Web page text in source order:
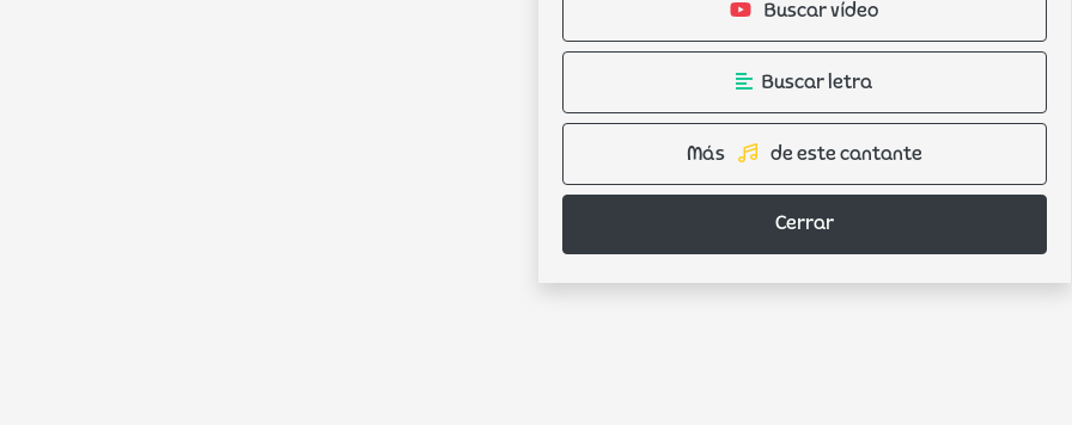
Buscar vídeo
Buscar letra
Más de este cantante
Cerrar